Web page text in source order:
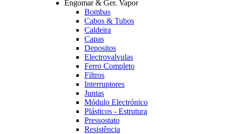
Engomar & Ger. Vapor
Bombas
Cabos & Tubos
Caldeira
Capas
Depositos
Electrovalvulas
Ferro Completo
Filtros
Interruptores
Juntas
Módulo Electrónico
Plásticos - Estrutura
Pressostato
Resistência